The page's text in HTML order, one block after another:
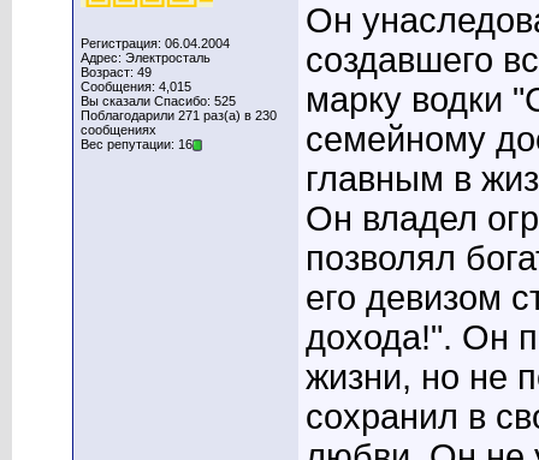
Регистрация: 06.04.2004
Адрес: Электросталь
Возраст: 49
Сообщения: 4,015
Вы сказали Спасибо: 525
Поблагодарили 271 раз(а) в 230
сообщениях
Вес репутации: 16
Он
создавшего
марку водки
семейному
главным в
Он владел
позволял
его девизом
дохода!". Он
жизни, но не
сохранил в